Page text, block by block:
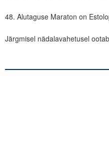
48. Alutaguse Maraton on
Järgmisel nädalavahetusel